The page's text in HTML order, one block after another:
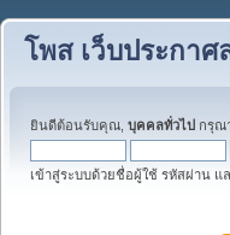
โพส เว็บประกา
ยินดีต้อนรับคุณ, บุคคลทั่วไป กรุณ
เข้าสู่ระบบด้วยชื่อผู้ใช้ รหัสผ่าน แ